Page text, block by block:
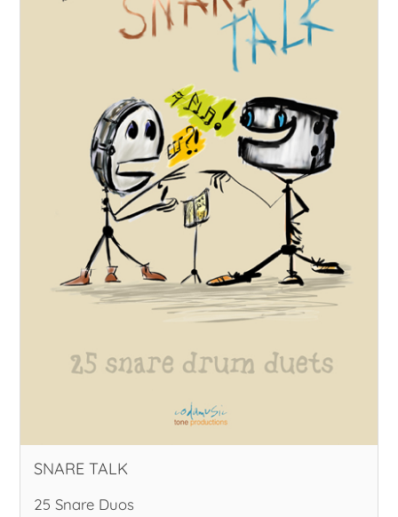
SNARE TALK
25 Snare Duos